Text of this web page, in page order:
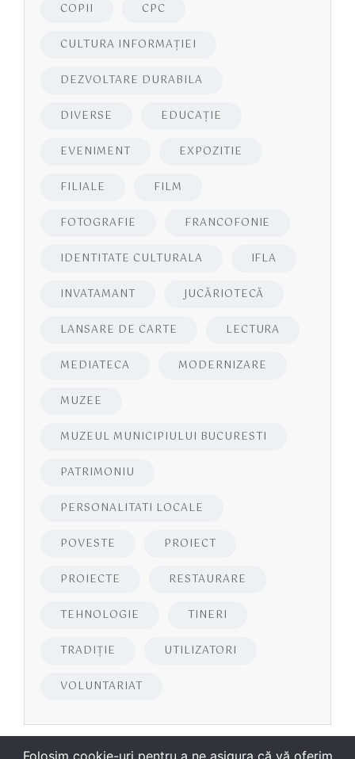
COPII CPC
CULTURA INFORMAŢIEI
DEZVOLTARE DURABILA
DIVERSE EDUCAŢIE
EVENIMENT EXPOZITIE
FILIALE FILM
FOTOGRAFIE FRANCOFONIE
IDENTITATE CULTURALA IFLA
INVATAMANT JUCĂRIOTECĂ
LANSARE DE CARTE LECTURA
MEDIATECA MODERNIZARE
MUZEE
MUZEUL MUNICIPIULUI BUCURESTI
PATRIMONIU
PERSONALITATI LOCALE
POVESTE PROIECT
PROIECTE RESTAURARE
TEHNOLOGIE TINERI
TRADIȚIE UTILIZATORI
VOLUNTARIAT
Folosim cookie-uri pentru a ne asigura că vă oferim